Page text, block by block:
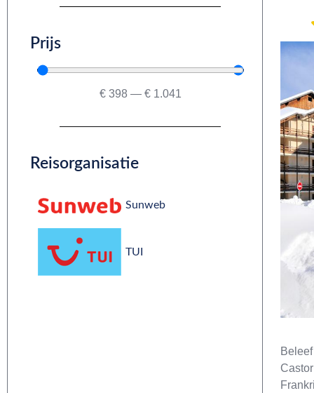
Prijs
€ 398 — € 1.041
Reisorganisatie
Sunweb
TUI